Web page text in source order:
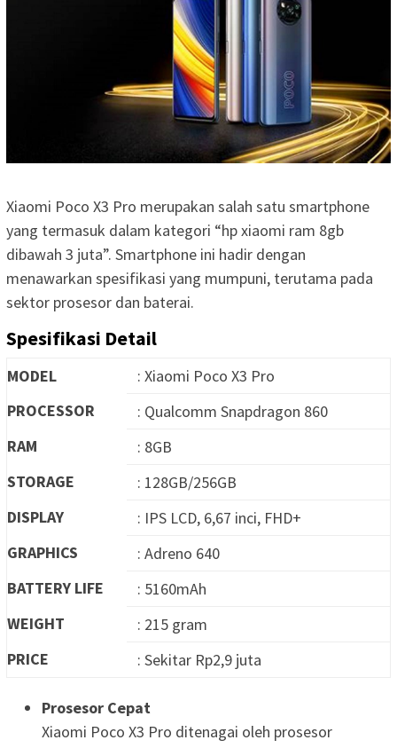
Xiaomi Poco X3 Pro merupakan salah satu smartphone
yang termasuk dalam kategori “hp xiaomi ram 8gb
dibawah 3 juta”. Smartphone ini hadir dengan
menawarkan spesifikasi yang mumpuni, terutama pada
sektor prosesor dan baterai.
Spesifikasi Detail
MODEL
: Xiaomi Poco X3 Pro
PROCESSOR
: Qualcomm Snapdragon 860
RAM
: 8GB
STORAGE
: 128GB/256GB
DISPLAY
: IPS LCD, 6,67 inci, FHD+
GRAPHICS
: Adreno 640
BATTERY LIFE
: 5160mAh
WEIGHT
: 215 gram
PRICE
: Sekitar Rp2,9 juta
Prosesor Cepat
Xiaomi Poco X3 Pro ditenagai oleh prosesor